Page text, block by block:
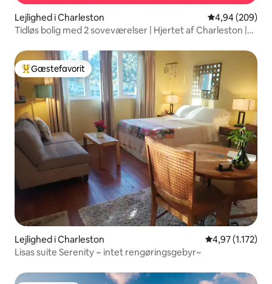
Lejlighed i Charleston 4,94 ud af 5 i
4,94 (209)
Tidløs bolig med 2 soveværelser | Hjertet af Charleston |
Bedste gæstefavorit
Gæstefavorit
Lejlighed i Charleston 4,97 ud af 5 i
4,97 (1.172)
Lisas suite Serenity ~ intet rengøringsgebyr~